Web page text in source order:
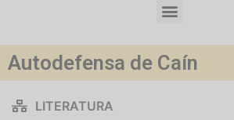
Autodefensa de Caín
LITERATURA